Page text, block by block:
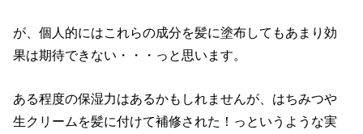
が、個人的にはこれらの成分を髪に塗布してもあまり効
果は期待できない・・・っと思います。
ある程度の保湿力はあるかもしれませんが、はちみつや
生クリームを髪に付けて補修された！っというような実